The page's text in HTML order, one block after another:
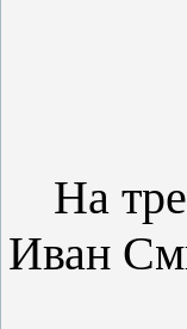
На
Иван